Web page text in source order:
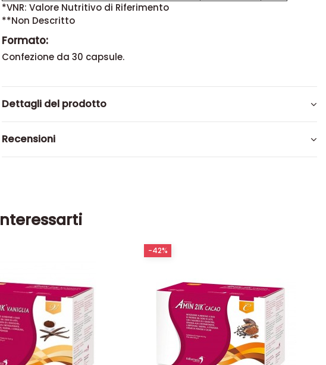
*VNR: Valore Nutritivo di Riferimento
**Non Descritto
Formato:
Confezione da 30 capsule.
Dettagli del prodotto
Recensioni
-42%